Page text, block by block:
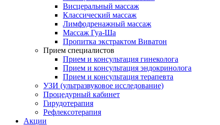
Висцеральный массаж
Классический массаж
Лимфодренажный массаж
Массаж Гуа-Ша
Пропитка экстрактом Виватон
Прием специалистов
Прием и консультация гинеколога
Прием и консультация эндокринолога
Прием и консультация терапевта
УЗИ (ультразвуковое исследование)
Процедурный кабинет
Гирудотерапия
Рефлексотерапия
Акции